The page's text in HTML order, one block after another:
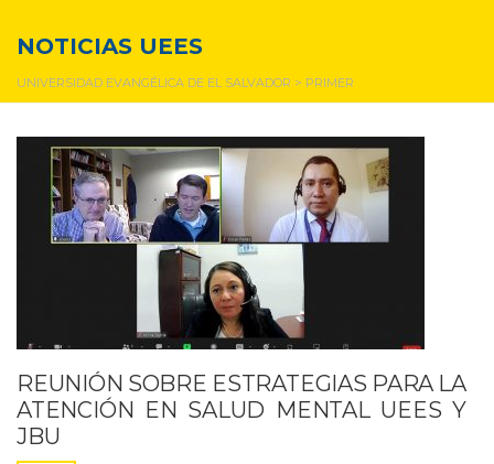
NOTICIAS UEES
UNIVERSIDAD EVANGÉLICA DE EL SALVADOR > PRIMER
REUNIÓN SOBRE ESTRATEGIAS PARA LA
ATENCIÓN EN SALUD MENTAL UEES Y
JBU